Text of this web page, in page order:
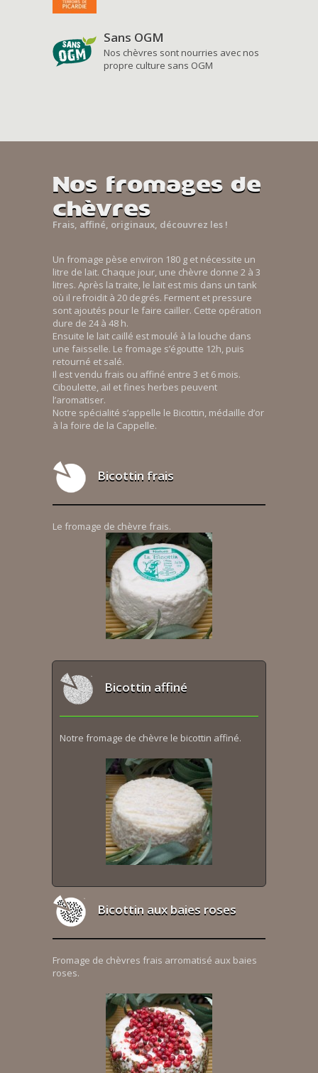
Sans OGM
Nos chèvres sont nourries avec nos
propre culture sans OGM
Nos fromages de
chèvres
Frais, affiné, originaux, découvrez les !
Un fromage pèse environ 180 g et nécessite un
litre de lait. Chaque jour, une chèvre donne 2 à 3
litres. Après la traite, le lait est mis dans un tank
où il refroidit à 20 degrés. Ferment et pressure
sont ajoutés pour le faire cailler. Cette opération
dure de 24 à 48 h.
Ensuite le lait caillé est moulé à la louche dans
une faisselle. Le fromage s’égoutte 12h, puis
retourné et salé.
Il est vendu frais ou affiné entre 3 et 6 mois.
Ciboulette, ail et fines herbes peuvent
l’aromatiser.
Notre spécialité s’appelle le Bicottin, médaille d’or
à la foire de la Cappelle.
Bicottin frais
Le fromage de chèvre frais.
Bicottin affiné
Notre fromage de chèvre le bicottin affiné.
Bicottin aux baies roses
Fromage de chèvres frais arromatisé aux baies
roses.